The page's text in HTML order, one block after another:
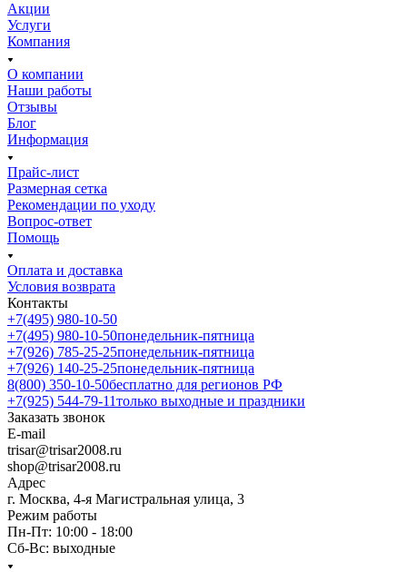
Акции
Услуги
Компания
О компании
Наши работы
Отзывы
Блог
Информация
Прайс-лист
Размерная сетка
Рекомендации по уходу
Вопрос-ответ
Помощь
Оплата и доставка
Условия возврата
Контакты
+7(495) 980-10-50
+7(495) 980-10-50понедельник-пятница
+7(926) 785-25-25понедельник-пятница
+7(926) 140-25-25понедельник-пятница
8(800) 350-10-50бесплатно для регионов РФ
+7(925) 544-79-11только выходные и праздники
Заказать звонок
E-mail
trisar@trisar2008.ru
shop@trisar2008.ru
Адрес
г. Москва, 4-я Магистральная улица, 3
Режим работы
Пн-Пт: 10:00 - 18:00
Сб-Вс: выходные